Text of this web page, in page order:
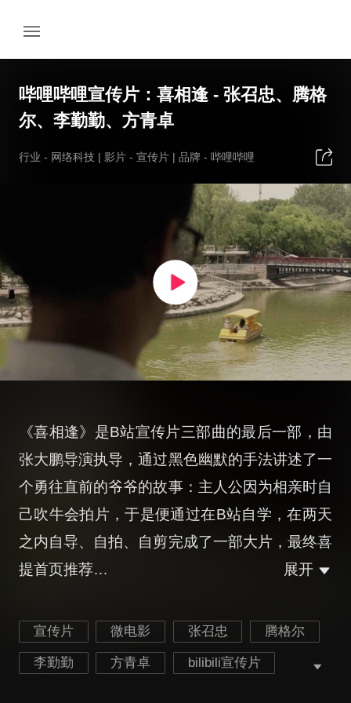
哔哩哔哩宣传片：喜相逢 - 张召忠、腾格
尔、李勤勤、方青卓
行业 - 网络科技 | 影片 - 宣传片 | 品牌 - 哔哩哔哩
《喜相逢》是B站宣传片三部曲的最后一部，由
张大鹏导演执导，通过黑色幽默的手法讲述了一
个勇往直前的爷爷的故事：主人公因为相亲时自
己吹牛会拍片，于是便通过在B站自学，在两天
之内自导、自拍、自剪完成了一部大片，最终喜
提首页推荐…
展开
宣传片 微电影 张召忠 腾格尔
李勤勤 方青卓 bilibili宣传片